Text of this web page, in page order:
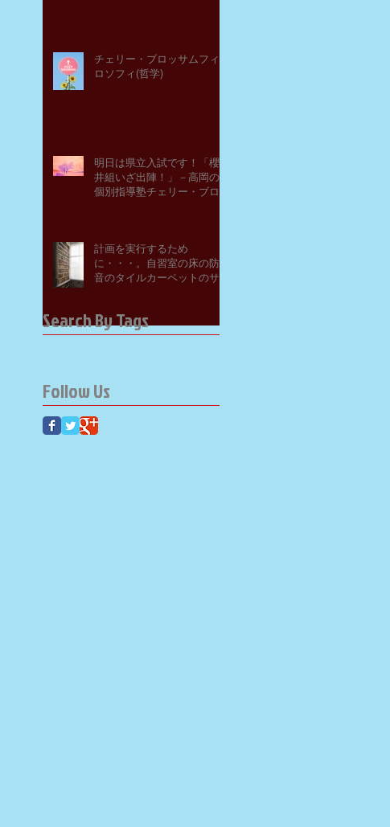
チェリー・ブロッサムフィ
ロソフィ(哲学)
明日は県立入試です！「櫻
井組いざ出陣！」－高岡の
個別指導塾チェリー・ブロ
計画を実行するため
に・・・。自習室の床の防
音のタイルカーペットのサ
塾チェリー・ブロッサム
Search By Tags
Follow Us